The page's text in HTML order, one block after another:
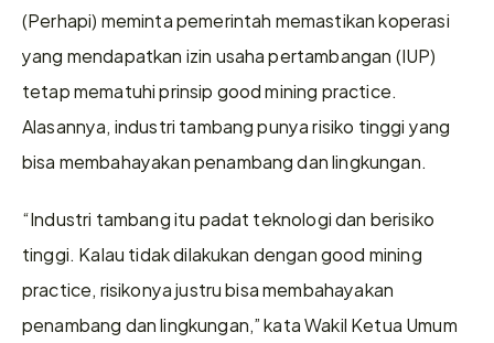
(Perhapi) meminta pemerintah memastikan koperasi
yang mendapatkan izin usaha pertambangan (IUP)
tetap mematuhi prinsip good mining practice.
Alasannya, industri tambang punya risiko tinggi yang
bisa membahayakan penambang dan lingkungan.
“Industri tambang itu padat teknologi dan berisiko
tinggi. Kalau tidak dilakukan dengan good mining
practice, risikonya justru bisa membahayakan
penambang dan lingkungan,” kata Wakil Ketua Umum